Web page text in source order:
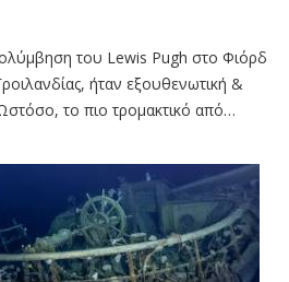
του Lewis Pugh στο Φιόρδ
ήταν εξουθενωτική &
το πιο τρομακτικό από…